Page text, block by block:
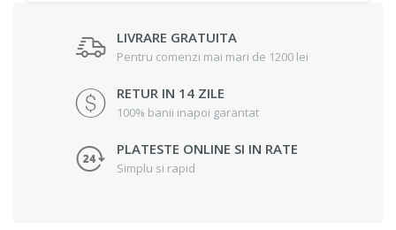
LIVRARE GRATUITA
Pentru comenzi mai mari de 1200 lei
RETUR IN 14 ZILE
100% banii inapoi garantat
PLATESTE ONLINE SI IN RATE
Simplu si rapid